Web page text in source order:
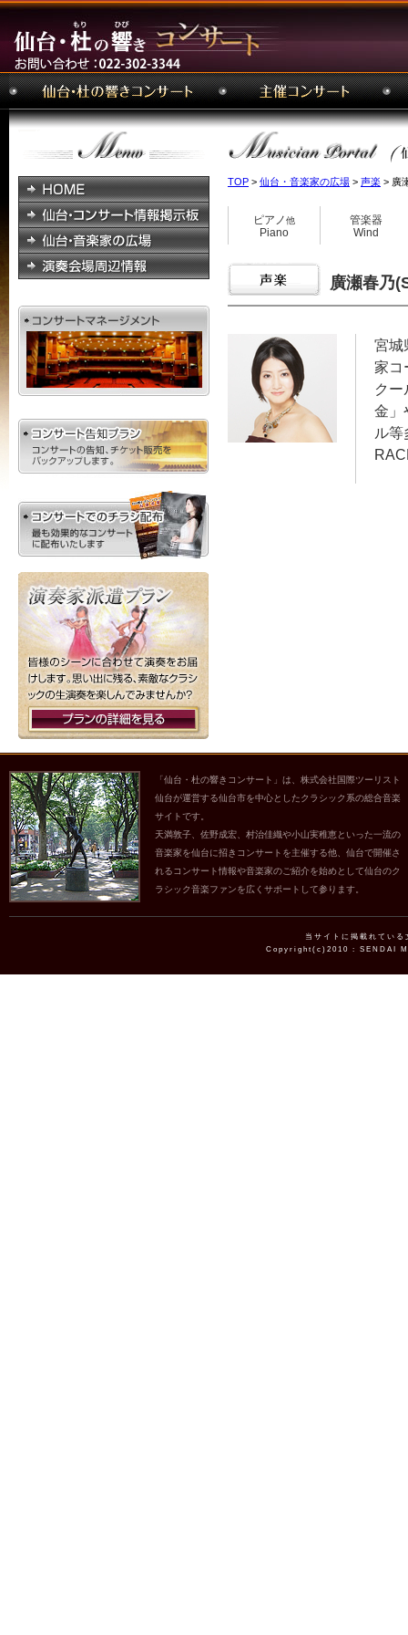
TOP > 仙台・音楽家の広場 > 声楽 > 廣
ピアノ他
Piano
管楽器
Wind
廣瀬春乃
宮城
家コ
ク
金」
ル
「仙台・杜の響きコンサート」は、株式会社国際ツーリスト
仙台が運営する仙台市を中心としたクラシック系の総合音楽
サイトです。
天満敦子、佐野成宏、村治佳織や小山実稚恵といった一流の
音楽家を仙台に招きコンサートを主催する他、仙台で開催さ
れるコンサート情報や音楽家のご紹介を始めとして仙台のク
ラシック音楽ファンを広くサポートして参ります。
当サイトに掲載れてい
Copyright(c)2010 : SENDAI